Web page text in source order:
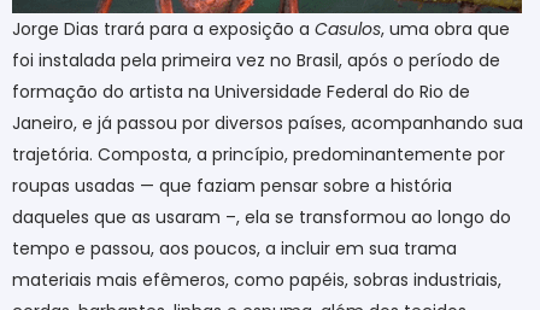
Jorge Dias trará para a exposição a Casulos, uma obra que
foi instalada pela primeira vez no Brasil, após o período de
formação do artista na Universidade Federal do Rio de
Janeiro, e já passou por diversos países, acompanhando sua
trajetória. Composta, a princípio, predominantemente por
roupas usadas — que faziam pensar sobre a história
daqueles que as usaram –, ela se transformou ao longo do
tempo e passou, aos poucos, a incluir em sua trama
materiais mais efêmeros, como papéis, sobras industriais,